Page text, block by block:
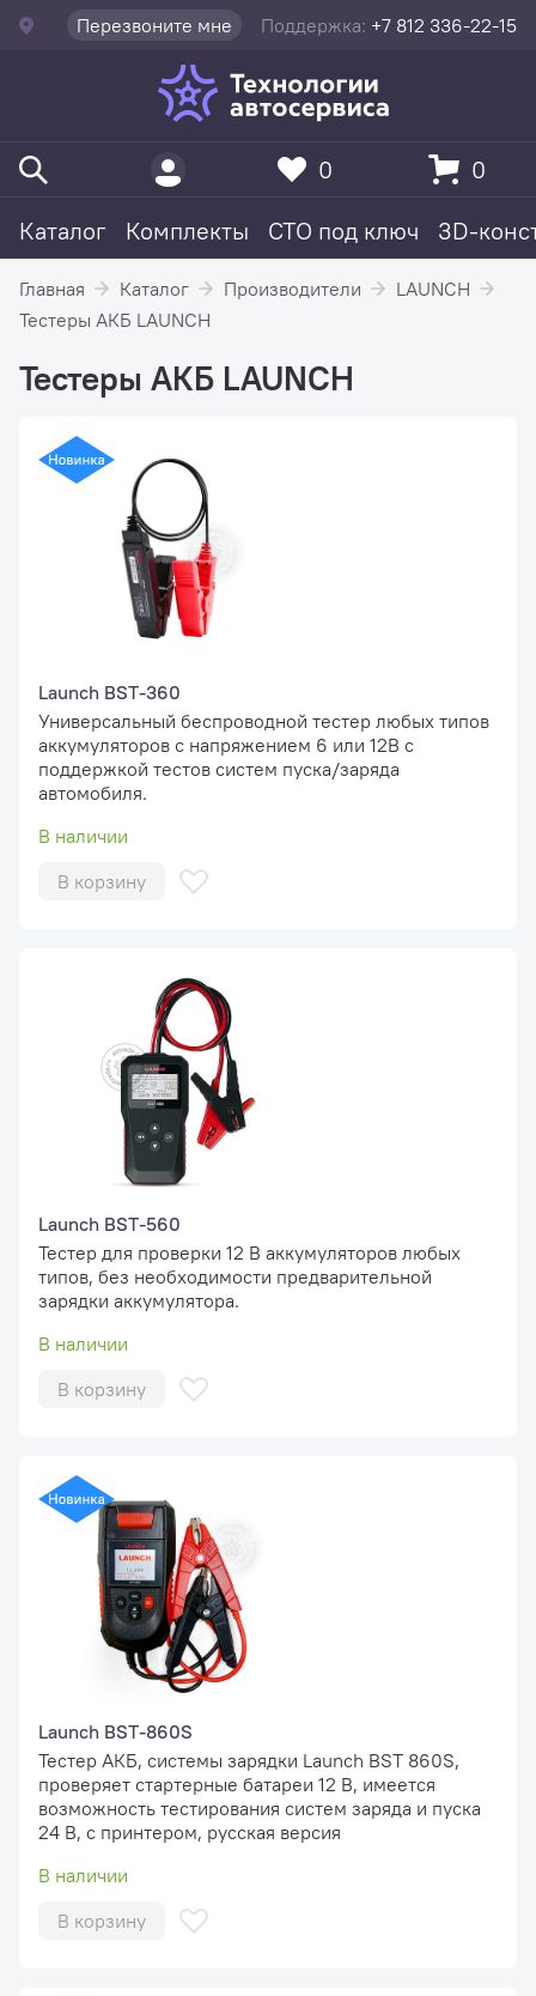
Перезвоните мне Поддержка: +7 812 336-22-15
Каталог Комплекты СТО под ключ 3D-
0 0
Главная Каталог Производители
LAUNCH
Тестеры АКБ LAUNCH
Тестеры АКБ LAUNCH
Launch BST-360
Универсальный беспроводной тестер любых типов
аккумуляторов с напряжением 6 или 12В с
поддержкой тестов систем пуска/заряда
автомобиля.
В наличии
В корзину
Launch BST-560
Тестер для проверки 12 В аккумуляторов любых
типов, без необходимости предварительной
зарядки аккумулятора.
В наличии
В корзину
Launch BST-860S
Тестер АКБ, системы зарядки Launch BST 860S,
проверяет стартерные батареи 12 В, имеется
возможность тестирования систем заряда и пуска
24 В, с принтером, русская версия
В наличии
В корзину